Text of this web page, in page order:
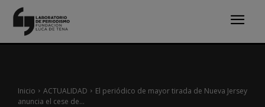
Inicio ACTUALIDAD
El periódico de mayor tirada de Nueva Jersey
anuncia el cese de...